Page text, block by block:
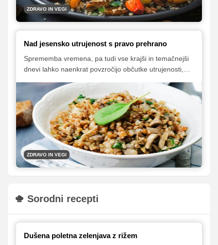
ZDRAVO IN VEGI
Nad jesensko utrujenost s pravo prehrano
Sprememba vremena, pa tudi vse krajši in temačnejši
dnevi lahko naenkrat povzročijo občutke utrujenosti,
sladkorju, a to sta bližnjici, ki poskrbita zgolj za krajše
izboljšanje počutja. Kaj pa nam lahko pomaga bolj in
dlje?
ZDRAVO IN VEGI
Sorodni recepti
Dušena poletna zelenjava z rižem